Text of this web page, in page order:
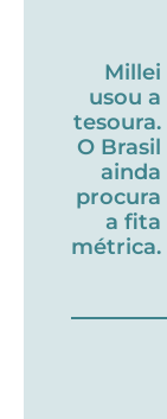
Millei
usou a
tesoura.
O Brasil
ainda
procura
a fita
métrica.